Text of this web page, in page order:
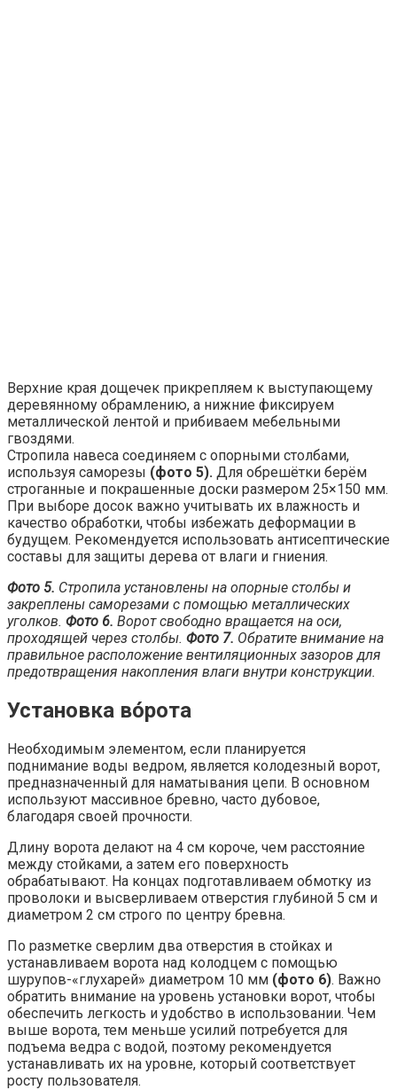
Верхние края дощечек прикрепляем к выступающему
деревянному обрамлению, а нижние фиксируем
металлической лентой и прибиваем мебельными
гвоздями.
Стропила навеса соединяем с опорными столбами,
используя саморезы (фото 5). Для обрешётки берём
строганные и покрашенные доски размером 25×150 мм.
При выборе досок важно учитывать их влажность и
качество обработки, чтобы избежать деформации в
будущем. Рекомендуется использовать антисептические
составы для защиты дерева от влаги и гниения.
Фото 5. Стропила установлены на опорные столбы и
закреплены саморезами с помощью металлических
уголков. Фото 6. Ворот свободно вращается на оси,
проходящей через столбы. Фото 7. Обратите внимание на
правильное расположение вентиляционных зазоров для
предотвращения накопления влаги внутри конструкции.
Установка вóрота
Необходимым элементом, если планируется
поднимание воды ведром, является колодезный ворот,
предназначенный для наматывания цепи. В основном
используют массивное бревно, часто дубовое,
благодаря своей прочности.
Длину ворота делают на 4 см короче, чем расстояние
между стойками, а затем его поверхность
обрабатывают. На концах подготавливаем обмотку из
проволоки и высверливаем отверстия глубиной 5 см и
диаметром 2 см строго по центру бревна.
По разметке сверлим два отверстия в стойках и
устанавливаем ворота над колодцем с помощью
шурупов-«глухарей» диаметром 10 мм (фото 6). Важно
обратить внимание на уровень установки ворот, чтобы
обеспечить легкость и удобство в использовании. Чем
выше ворота, тем меньше усилий потребуется для
подъема ведра с водой, поэтому рекомендуется
устанавливать их на уровне, который соответствует
росту пользователя.